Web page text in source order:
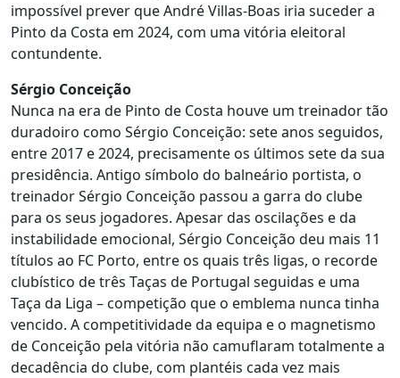
impossível prever que André Villas-Boas iria suceder a
Pinto da Costa em 2024, com uma vitória eleitoral
contundente.
Sérgio Conceição
Nunca na era de Pinto de Costa houve um treinador tão
duradoiro como Sérgio Conceição: sete anos seguidos,
entre 2017 e 2024, precisamente os últimos sete da sua
presidência. Antigo símbolo do balneário portista, o
treinador Sérgio Conceição passou a garra do clube
para os seus jogadores. Apesar das oscilações e da
instabilidade emocional, Sérgio Conceição deu mais 11
títulos ao FC Porto, entre os quais três ligas, o recorde
clubístico de três Taças de Portugal seguidas e uma
Taça da Liga – competição que o emblema nunca tinha
vencido. A competitividade da equipa e o magnetismo
de Conceição pela vitória não camuflaram totalmente a
decadência do clube, com plantéis cada vez mais